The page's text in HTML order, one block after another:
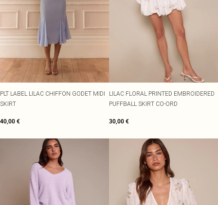
PLT LABEL LILAC CHIFFON GODET MIDI
SKIRT
40,00 €
LILAC FLORAL PRINTED EMBROIDERED
PUFFBALL SKIRT CO-ORD
30,00 €